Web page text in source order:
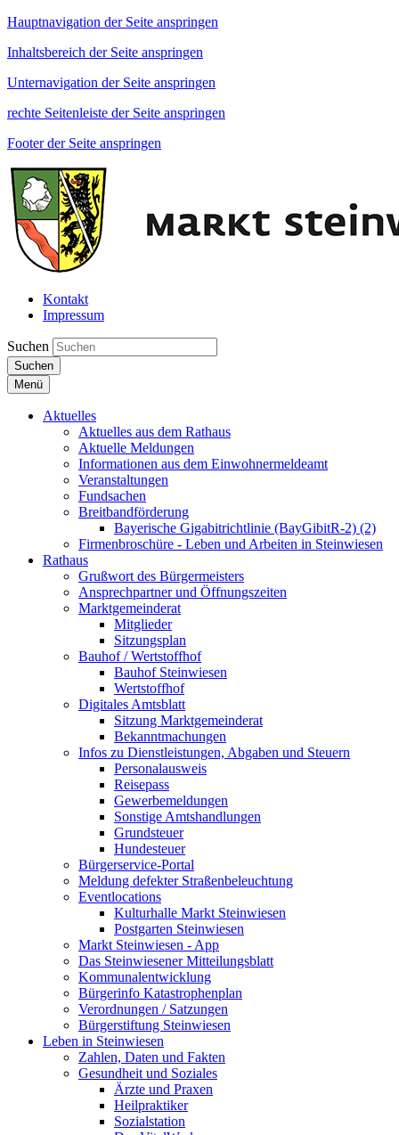
Hauptnavigation der Seite anspringen
Inhaltsbereich der Seite anspringen
Unternavigation der Seite anspringen
rechte Seitenleiste der Seite anspringen
Footer der Seite anspringen
Kontakt
Impressum
Suchen
Suchen
Menü
Aktuelles
Aktuelles aus dem Rathaus
Aktuelle Meldungen
Informationen aus dem Einwohnermeldeamt
Veranstaltungen
Fundsachen
Breitbandförderung
Bayerische Gigabitrichtlinie (BayGibitR-2) (2)
Firmenbroschüre - Leben und Arbeiten in Steinwiesen
Rathaus
Grußwort des Bürgermeisters
Ansprechpartner und Öffnungszeiten
Marktgemeinderat
Mitglieder
Sitzungsplan
Bauhof / Wertstoffhof
Bauhof Steinwiesen
Wertstoffhof
Digitales Amtsblatt
Sitzung Marktgemeinderat
Bekanntmachungen
Infos zu Dienstleistungen, Abgaben und Steuern
Personalausweis
Reisepass
Gewerbemeldungen
Sonstige Amtshandlungen
Grundsteuer
Hundesteuer
Bürgerservice-Portal
Meldung defekter Straßenbeleuchtung
Eventlocations
Kulturhalle Markt Steinwiesen
Postgarten Steinwiesen
Markt Steinwiesen - App
Das Steinwiesener Mitteilungsblatt
Kommunalentwicklung
Bürgerinfo Katastrophenplan
Verordnungen / Satzungen
Bürgerstiftung Steinwiesen
Leben in Steinwiesen
Zahlen, Daten und Fakten
Gesundheit und Soziales
Ärzte und Praxen
Heilpraktiker
Sozialstation